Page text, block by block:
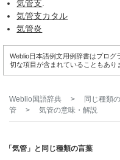
気管支
気管支カタル
気管炎
Weblio日本語例文用例辞書はプロ
切な項目が含まれていることもあり
Weblio国語辞典 > 同じ種類
管
> 気管の意味・解説
「気管」と同じ種類の言葉